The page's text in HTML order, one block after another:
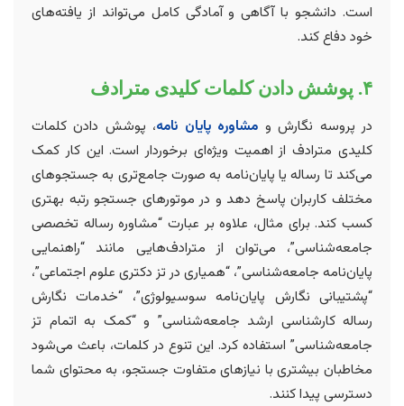
است. دانشجو با آگاهی و آمادگی کامل می‌تواند از یافته‌های
خود دفاع کند.
۴. پوشش دادن کلمات کلیدی مترادف
در پروسه نگارش و مشاوره پایان نامه، پوشش دادن کلمات
کلیدی مترادف از اهمیت ویژه‌ای برخوردار است. این کار کمک
می‌کند تا رساله یا پایان‌نامه به صورت جامع‌تری به جستجوهای
مختلف کاربران پاسخ دهد و در موتورهای جستجو رتبه بهتری
کسب کند. برای مثال، علاوه بر عبارت “مشاوره رساله تخصصی
جامعه‌شناسی”، می‌توان از مترادف‌هایی مانند “راهنمایی
پایان‌نامه جامعه‌شناسی”، “همیاری در تز دکتری علوم اجتماعی”،
“پشتیبانی نگارش پایان‌نامه سوسیولوژی”، “خدمات نگارش
رساله کارشناسی ارشد جامعه‌شناسی” و “کمک به اتمام تز
جامعه‌شناسی” استفاده کرد. این تنوع در کلمات، باعث می‌شود
مخاطبان بیشتری با نیازهای متفاوت جستجو، به محتوای شما
دسترسی پیدا کنند.